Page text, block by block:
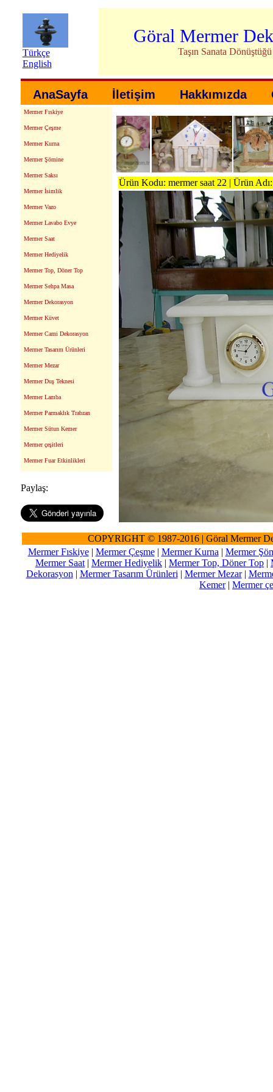
Türkçe
English
Göral Mermer
Taşın Sanata
AnaSayfa İletişim Hakkımızda
Mermer Fıskiye
Mermer Çeşme
Mermer Kurna
Mermer Şömine
Mermer Saksı
Mermer İsimlik
Mermer Vazo
Mermer Lavabo Evye
Mermer Saat
Mermer Hediyelik
Mermer Top, Döner Top
Mermer Sehpa Masa
Mermer Dekorasyon
Mermer Küvet
Mermer Cami Dekorasyon
Mermer Tasarım Ürünleri
Mermer Mezar
Mermer Duş Teknesi
Mermer Lamba
Mermer Parmaklık Trabzan
Mermer Sütun Kemer
Mermer çeşitleri
Mermer Fuar Etkinlikleri
Paylaş:
Ürün Kodu: mermer saat 22 | Ürün
COPYRIGHT © 1987-2016 | Göral Mermer
Mermer Fıskiye| Mermer Çeşme| Mermer Kurna | Mermer
Mermer Saat | Mermer Hediyelik | Mermer Top, Döner Top |
Dekorasyon | Mermer Tasarım Ürünleri | Mermer Mezar|
Kemer| Mermer